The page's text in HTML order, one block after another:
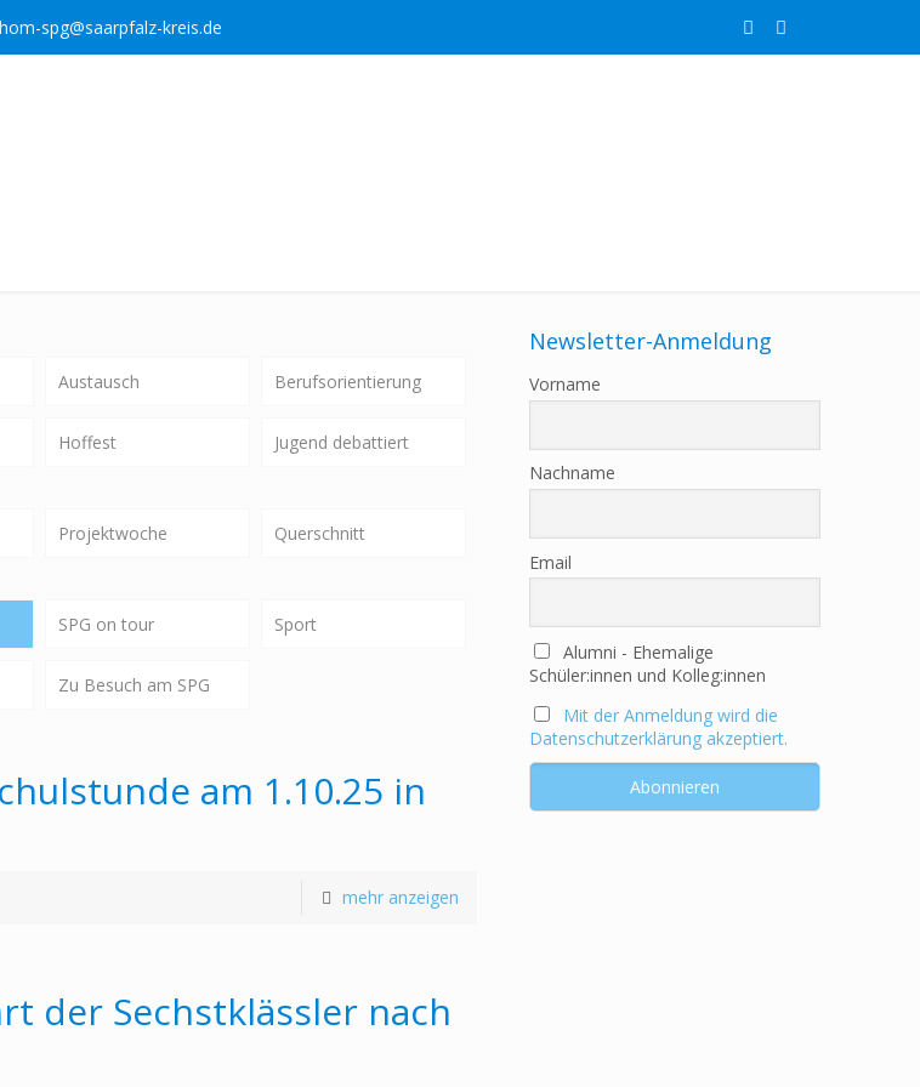
spg@saarpfalz-kreis.de
Austausch Berufsorientierung
Hoffest Jugend debattiert
Projektwoche Querschnitt
SPG on tour Sport
Zu Besuch am SPG
am 1.10.25 in
mehr anzeigen
der Sechstklässler nach
Newsletter-Anmeldung
Vorname
Nachname
Email
Alumni - Ehemalige
Schüler:innen und Kolleg:innen
Mit der Anmeldung wird die
Datenschutzerklärung akzeptiert.